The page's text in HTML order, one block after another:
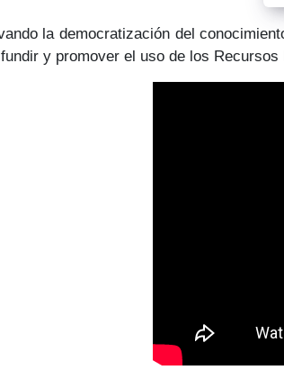
la democratización del
y promover el uso de los